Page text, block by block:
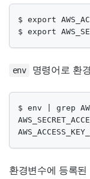
$ export
$ export
env 명령어로 환
$ env | grep
환경변수에 등록